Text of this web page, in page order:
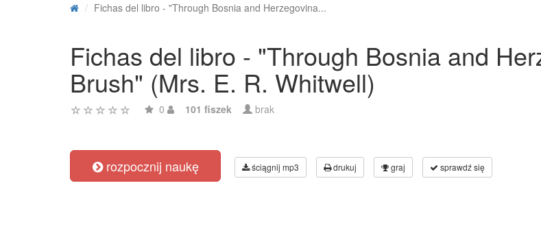
Fichas del libro - "Through Bosnia and Herzegovina...
Fichas del libro - "Through Bosnia and
Brush" (Mrs. E. R. Whitwell)
0 101 fiszek brak
rozpocznij naukę ściągnij mp3 drukuj graj sprawdź się